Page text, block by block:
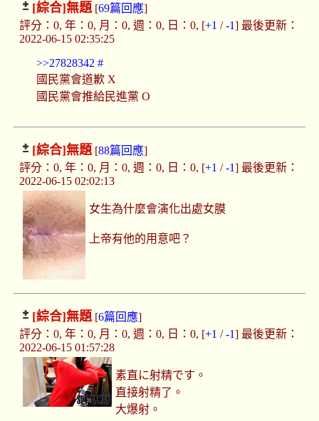
[綜合]無題[69篇回應]
評分：0, 年：0, 月：0, 週：0, 日：0, [+1 /-1] 最後更新：
2022-06-15 02:35:25
>>27828342 #
國民黨會道歉 X
國民黨會推給民進黨 O
[綜合]無題[88篇回應]
評分：0, 年：0, 月：0, 週：0, 日：0, [+1 /-1] 最後更新：
2022-06-15 02:02:13
女生為什麼會演化出處女膜
上帝有他的用意吧？
[綜合]無題[6篇回應]
評分：0, 年：0, 月：0, 週：0, 日：0, [+1 /-1] 最後更新：
2022-06-15 01:57:28
素直に射精です。
直接射精了。
大爆射。